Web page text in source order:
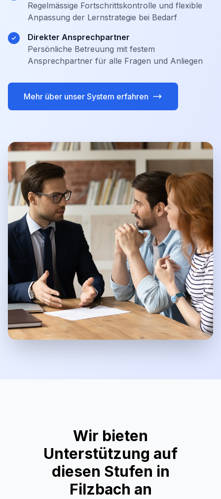
Regelmässige Fortschrittskontrolle und flexible
Anpassung der Lernstrategie bei Bedarf
Direkter Ansprechpartner
Persönliche Betreuung mit festem
Ansprechpartner für alle Fragen und Anliegen
Mehr über unser System erfahren
Wir bieten
Unterstützung auf
diesen Stufen in
Filzbach an